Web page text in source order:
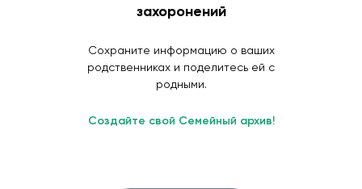
захоронений
Сохраните информацию о ваших
родственниках и поделитесь ей с
родными.
Создайте свой Семейный архив!